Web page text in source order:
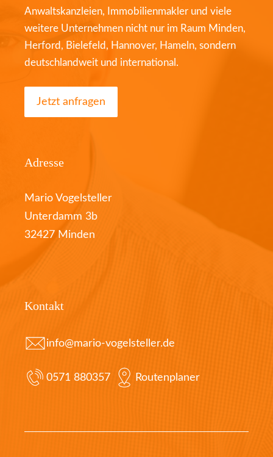
Anwaltskanzleien, Immobilienmakler und viele
weitere Unternehmen nicht nur im Raum Minden,
Herford, Bielefeld, Hannover, Hameln, sondern
deutschlandweit und international.
Jetzt anfragen
Adresse
Mario Vogelsteller
Unterdamm 3b
32427 Minden
Kontakt
info@mario-vogelsteller.de
0571 880357 Routenplaner